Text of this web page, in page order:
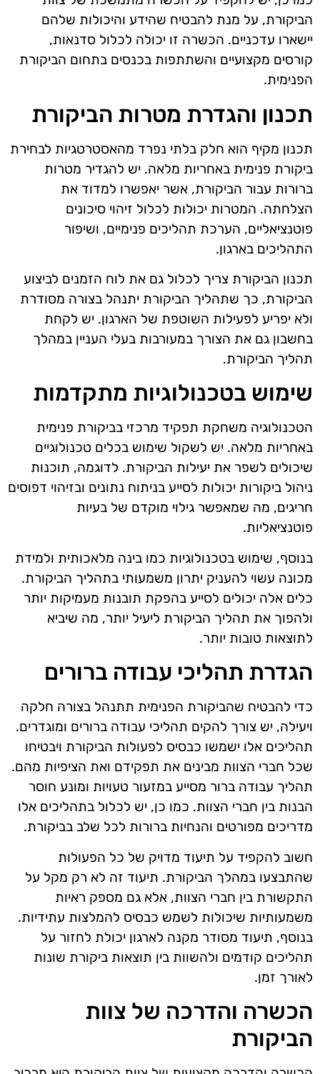
הביקורת, על מנת להבטיח שהידע והיכולות שלהם
יישארו עדכניים. הכשרה זו יכולה לכלול סדנאות,
קורסים מקצועיים והשתתפות בכנסים בתחום הביקורת
הפנימית.
תכנון והגדרת מטרות הביקורת
תכנון מקיף הוא חלק בלתי נפרד מהאסטרטגיות לבחירת
ביקורת פנימית באחריות מלאה. יש להגדיר מטרות
ברורות עבור הביקורת, אשר יאפשרו למדוד את
הצלחתה. המטרות יכולות לכלול זיהוי סיכונים
פוטנציאליים, הערכת תהליכים פנימיים, ושיפור
התהליכים בארגון.
תכנון הביקורת צריך לכלול גם את לוח הזמנים לביצוע
הביקורת, כך שתהליך הביקורת יתנהל בצורה מסודרת
ולא יפריע לפעילות השוטפת של הארגון. יש לקחת
בחשבון גם את הצורך במעורבות בעלי העניין במהלך
תהליך הביקורת.
שימוש בטכנולוגיות מתקדמות
הטכנולוגיה משחקת תפקיד מרכזי בביקורת פנימית
באחריות מלאה. יש לשקול שימוש בכלים טכנולוגיים
שיכולים לשפר את יעילות הביקורת. לדוגמה, תוכנות
ניהול ביקורות יכולות לסייע בניתוח נתונים ובזיהוי דפוסים
חריגים, מה שמאפשר גילוי מוקדם של בעיות
פוטנציאליות.
בנוסף, שימוש בטכנולוגיות כמו בינה מלאכותית ולמידת
מכונה עשוי להעניק יתרון משמעותי בתהליך הביקורת.
כלים אלה יכולים לסייע בהפקת תובנות מעמיקות יותר
ולהפוך את תהליך הביקורת ליעיל יותר, מה שיביא
לתוצאות טובות יותר.
הגדרת תהליכי עבודה ברורים
כדי להבטיח שהביקורת הפנימית תתנהל בצורה חלקה
ויעילה, יש צורך להקים תהליכי עבודה ברורים ומוגדרים.
תהליכים אלו ישמשו כבסיס לפעולות הביקורת ויבטיחו
שכל חברי הצוות מבינים את תפקידם ואת הציפיות מהם.
תהליך עבודה ברור מסייע במזעור טעויות ומונע חוסר
הבנות בין חברי הצוות. כמו כן, יש לכלול בתהליכים אלו
מדריכים מפורטים והנחיות ברורות לכל שלב בביקורת.
חשוב להקפיד על תיעוד מדויק של כל הפעולות
שהתבצעו במהלך הביקורת. תיעוד זה לא רק מקל על
התקשורת בין חברי הצוות, אלא גם מספק ראיות
משמעותיות שיכולות לשמש כבסיס להמלצות עתידיות.
בנוסף, תיעוד מסודר מקנה לארגון יכולת לחזור על
תהליכים קודמים ולהשוות בין תוצאות ביקורת שונות
לאורך זמן.
הכשרה והדרכה של צוות
הביקורת